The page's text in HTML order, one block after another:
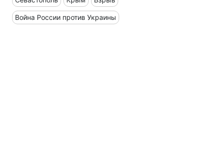
Война России против Украины